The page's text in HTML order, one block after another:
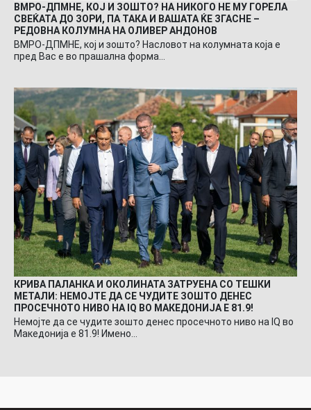
ВМРО-ДПМНЕ, КОЈ И ЗОШТО? НА НИКОГО НЕ МУ ГОРЕЛА
СВЕЌАТА ДО ЗОРИ, ПА ТАКА И ВАШАТА ЌЕ ЗГАСНЕ –
РЕДОВНА КОЛУМНА НА ОЛИВЕР АНДОНОВ
ВМРО-ДПМНЕ, кој и зошто? Насловот на колумната која е
пред Вас е во прашална форма…
КРИВА ПАЛАНКА И ОКОЛИНАТА ЗАТРУЕНА СО ТЕШКИ
МЕТАЛИ: НЕМОЈТЕ ДА СЕ ЧУДИТЕ ЗОШТО ДЕНЕС
ПРОСЕЧНОТО НИВО НА IQ ВО МАКЕДОНИЈА Е 81.9!
Немојте да се чудите зошто денес просечното ниво на IQ во
Македонија е 81.9! Имено…